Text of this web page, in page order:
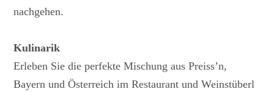
nachgehen.
Kulinarik
Erleben Sie die perfekte Mischung aus Preiss’n,
Bayern und Österreich im Restaurant und Weinstüberl